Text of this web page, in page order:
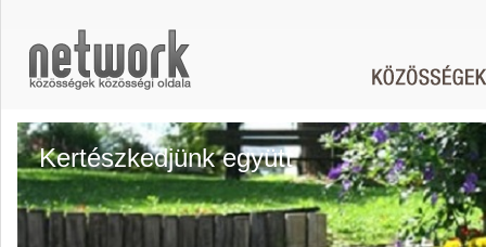
Kertészkedjünk együtt